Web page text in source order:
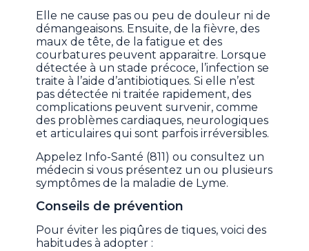
Elle ne cause pas ou peu de douleur ni de
démangeaisons. Ensuite, de la fièvre, des
maux de tête, de la fatigue et des
courbatures peuvent apparaitre. Lorsque
détectée à un stade précoce, l’infection se
traite à l’aide d’antibiotiques. Si elle n’est
pas détectée ni traitée rapidement, des
complications peuvent survenir, comme
des problèmes cardiaques, neurologiques
et articulaires qui sont parfois irréversibles.
Appelez Info-Santé (811) ou consultez un
médecin si vous présentez un ou plusieurs
symptômes de la maladie de Lyme.
Conseils de prévention
Pour éviter les piqûres de tiques, voici des
habitudes à adopter :